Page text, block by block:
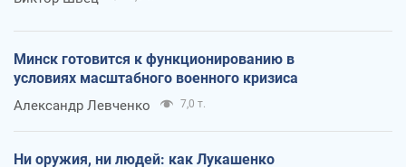
Минск готовится к функционированию в
условиях масштабного военного кризиса
Александр Левченко 7,0 т.
Ни оружия, ни людей: как Лукашенко